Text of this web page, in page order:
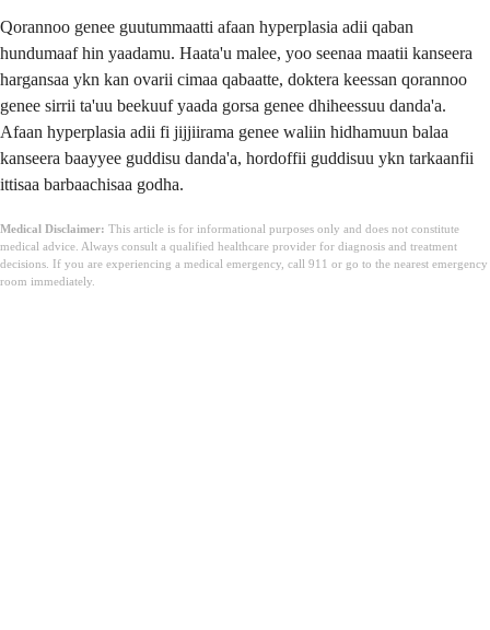
Qorannoo genee guutummaatti afaan hyperplasia adii qaban
hundumaaf hin yaadamu. Haata'u malee, yoo seenaa maatii kanseera
hargansaa ykn kan ovarii cimaa qabaatte, doktera keessan qorannoo
genee sirrii ta'uu beekuuf yaada gorsa genee dhiheessuu danda'a.
Afaan hyperplasia adii fi jijjiirama genee waliin hidhamuun balaa
kanseera baayyee guddisu danda'a, hordoffii guddisuu ykn tarkaanfii
ittisaa barbaachisaa godha.
Medical Disclaimer: This article is for informational purposes only and does not constitute
medical advice. Always consult a qualified healthcare provider for diagnosis and treatment
decisions. If you are experiencing a medical emergency, call 911 or go to the nearest emergency
room immediately.